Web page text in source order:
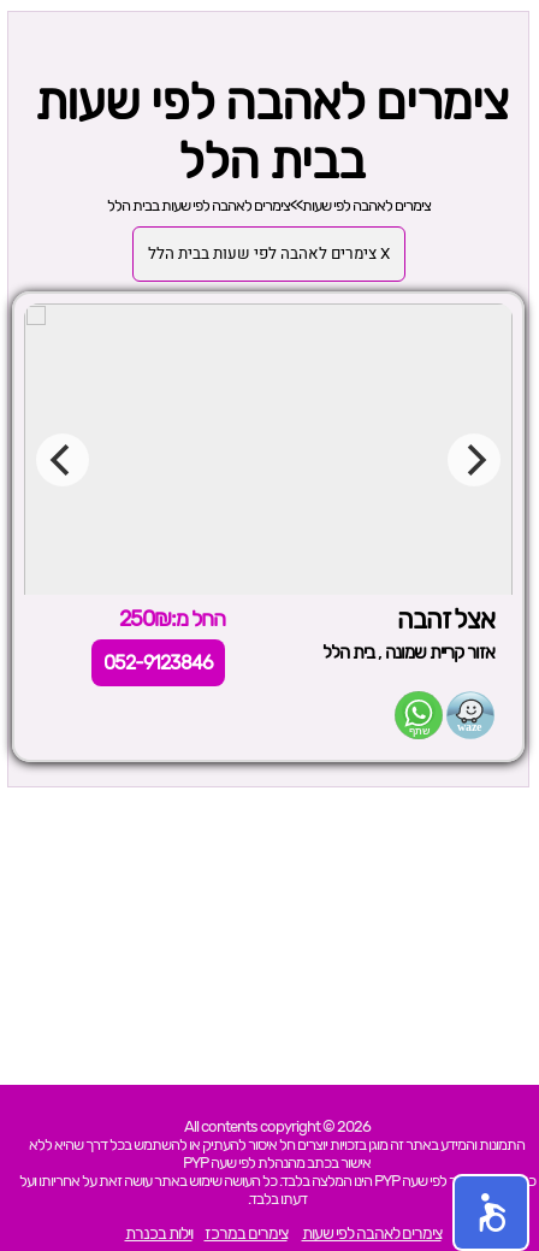
צימרים לאהבה לפי שעות
בבית הלל
צימרים לאהבה לפי שעות>>צימרים לאהבה לפי שעות בבית הלל
X צימרים לאהבה לפי שעות בבית הלל
אצל זהבה החל מ:250₪
אזור קריית שמונה ,בית הלל 052-9123846
All contents copyright © 2026
התמונות והמידע באתר זה מוגן בזכויות יוצרים חל איסור להעתיק או להשתמש בכל דרך שהיא ללא
אישור בכתב מהנהלת לפי שעה PYP
כל האמור באתר לפי שעה PYP הינו המלצה בלבד. כל העושה שימוש באתר עושה זאת על אחריותו ועל
דעתו בלבד.
צימרים לאהבה לפי שעות צימרים במרכז וילות בכנרת